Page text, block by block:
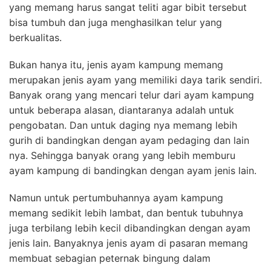
yang memang harus sangat teliti agar bibit tersebut
bisa tumbuh dan juga menghasilkan telur yang
berkualitas.
Bukan hanya itu, jenis ayam kampung memang
merupakan jenis ayam yang memiliki daya tarik sendiri.
Banyak orang yang mencari telur dari ayam kampung
untuk beberapa alasan, diantaranya adalah untuk
pengobatan. Dan untuk daging nya memang lebih
gurih di bandingkan dengan ayam pedaging dan lain
nya. Sehingga banyak orang yang lebih memburu
ayam kampung di bandingkan dengan ayam jenis lain.
Namun untuk pertumbuhannya ayam kampung
memang sedikit lebih lambat, dan bentuk tubuhnya
juga terbilang lebih kecil dibandingkan dengan ayam
jenis lain. Banyaknya jenis ayam di pasaran memang
membuat sebagian peternak bingung dalam